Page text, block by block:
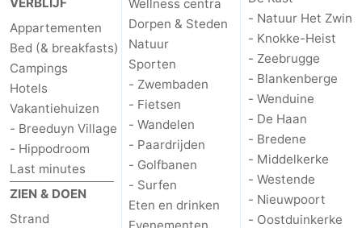
Appartementen
Bed (& breakfasts)
Campings
Hotels
Vakantiehuizen
- Breeduyn Village
- Hippodroom
Last minutes
ZIEN & DOEN
Strand
Wellness centra
Dorpen & Steden
Natuur
Sporten
- Zwembaden
- Fietsen
- Wandelen
- Paardrijden
- Golfbanen
- Surfen
Eten en drinken
Evenementen
- Natuur Het Zwin
- Knokke-Heist
- Zeebrugge
- Blankenberge
- Wenduine
- De Haan
- Bredene
- Middelkerke
- Westende
- Nieuwpoort
- Oostduinkerke